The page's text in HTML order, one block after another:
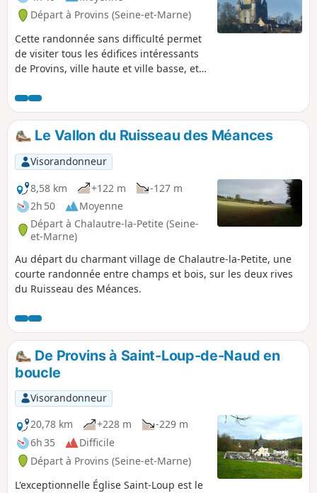
Départ à Provins (Seine-et-Marne)
Cette randonnée sans difficulté permet
de visiter tous les édifices intéressants
de Provins, ville haute et ville basse, et a
comportent les plus belles
concentration de maisons à
colombage. La boucle Nord complète ce
circuit urbain par une escapade
campagnarde visitant quelques points
d'intérêt, et offre aussi des points de
vue sur la ville haute dans son
ensemble.
Le Vallon du Ruisseau des Méances
Visorandonneur
8,58 km
+122 m
-127 m
2h 50
Moyenne
Départ à Chalautre-la-Petite (Seine-
et-Marne)
Au départ du charmant village de Chalautre-la-Petite, une
courte randonnée entre champs et bois, sur les deux rives
du Ruisseau des Méances.
De Provins à Saint-Loup-de-Naud en
boucle
Visorandonneur
20,78 km
+228 m
-229 m
6h 35
Difficile
Départ à Provins (Seine-et-Marne)
L'exceptionnelle Église Saint-Loup est le